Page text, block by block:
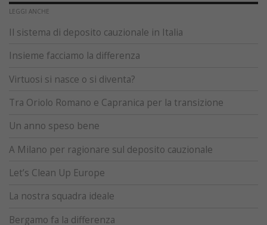
LEGGI ANCHE
Il sistema di deposito cauzionale in Italia
Insieme facciamo la differenza
Virtuosi si nasce o si diventa?
Tra Oriolo Romano e Capranica per la transizione
Un anno speso bene
A Milano per ragionare sul deposito cauzionale
Let’s Clean Up Europe
La nostra squadra ideale
Bergamo fa la differenza